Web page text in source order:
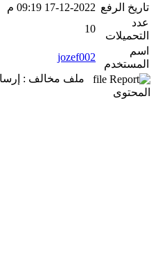
تاريخ الرفع 17-12-2022 09:19 م
عدد
التحميلات
10
اسم
المستخدم
jozef002
ملف مخالف :
المحتوى